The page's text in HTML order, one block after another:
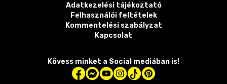
Adatkezelési tájékoztató
Felhasználói feltételek
Kommentelési szabályzat
Kapcsolat
Kövess minket a Social mediában is!